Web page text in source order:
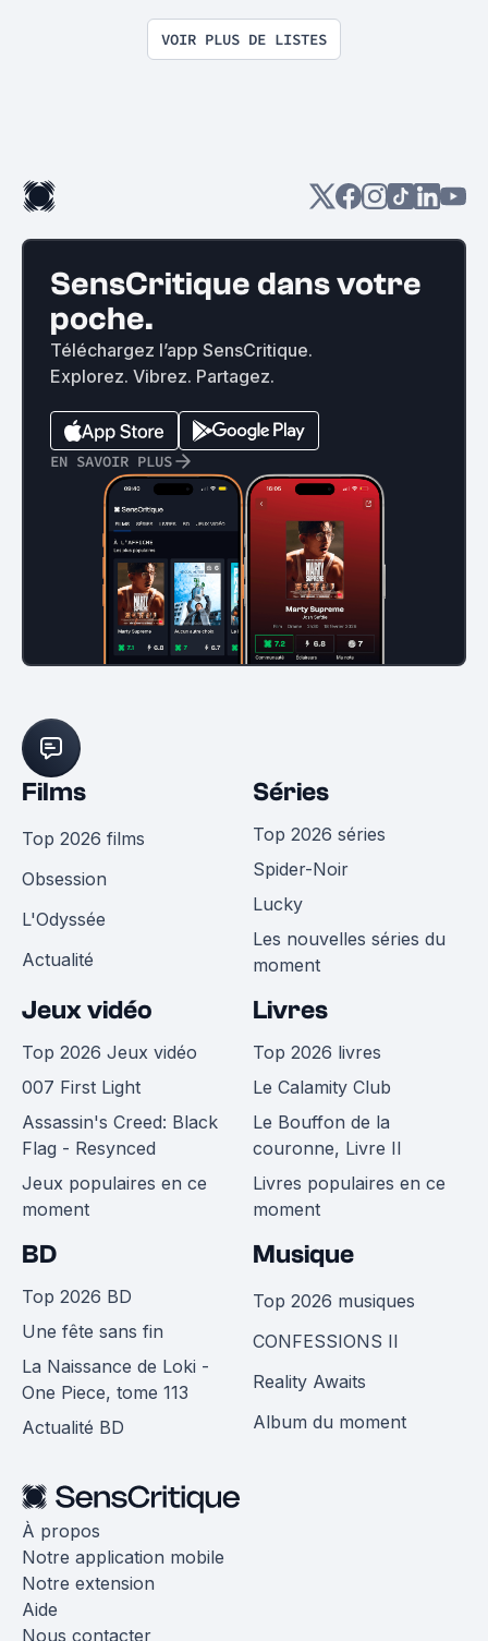
VOIR PLUS DE LISTES
SensCritique dans votre
poche.
Téléchargez l’app SensCritique.
Explorez. Vibrez. Partagez.
EN SAVOIR PLUS
Films
Top 2026 films
Obsession
L'Odyssée
Actualité
Séries
Top 2026 séries
Spider-Noir
Lucky
Les nouvelles séries du
moment
Jeux vidéo
Top 2026 Jeux vidéo
007 First Light
Assassin's Creed: Black
Flag - Resynced
Jeux populaires en ce
moment
Livres
Top 2026 livres
Le Calamity Club
Le Bouffon de la
couronne, Livre II
Livres populaires en ce
moment
BD
Top 2026 BD
Une fête sans fin
La Naissance de Loki -
One Piece, tome 113
Actualité BD
Musique
Top 2026 musiques
CONFESSIONS II
Reality Awaits
Album du moment
À propos
Notre application mobile
Notre extension
Aide
Nous contacter